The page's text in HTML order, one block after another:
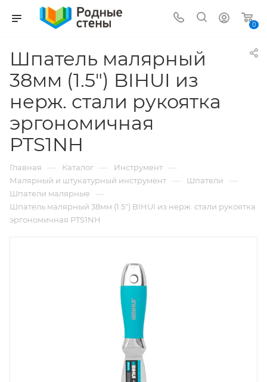
0
Шпатель малярный
38мм (1.5") BIHUI из
нерж. стали рукоятка
эргономичная
PTS1NH
Главная — Каталог — Инструмент —
Малярный и штукатурный инструмент — Шпатели —
Шпатели малярные —
Шпатель малярный 38мм (1.5") BIHUI из нерж. стали рукоятка
эргономичная PTS1NH